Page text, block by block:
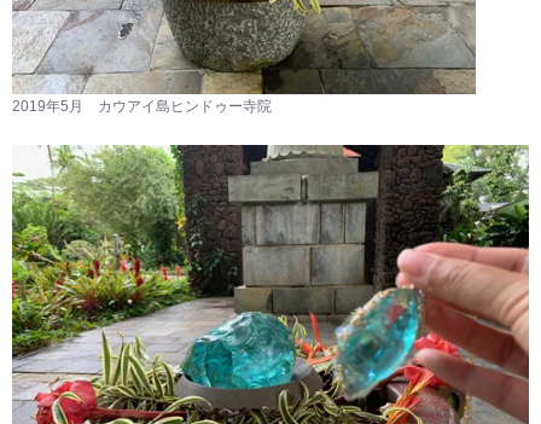
2019年5月 カウアイ島ヒンドゥー寺院